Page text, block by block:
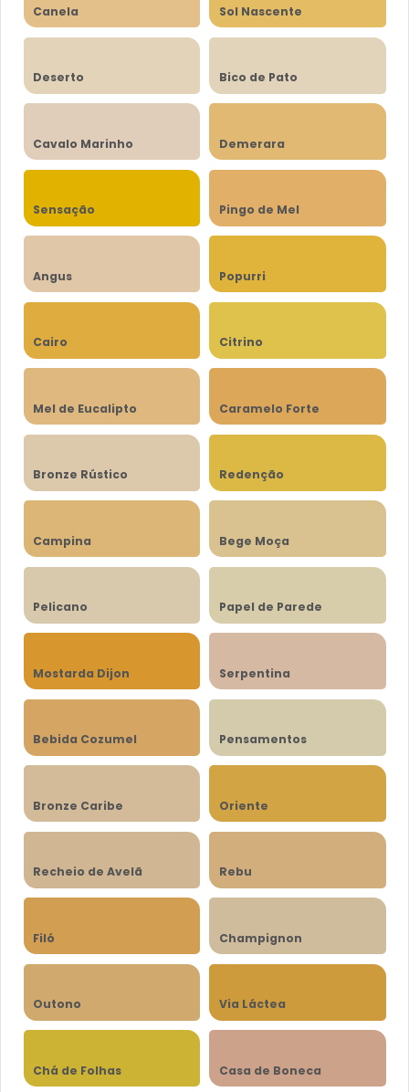
Canela Sol Nascente
Deserto Bico de Pato
Cavalo Marinho Demerara
Sensação Pingo de Mel
Angus Popurri
Cairo Citrino
Mel de Eucalipto Caramelo Forte
Bronze Rústico Redenção
Campina Bege Moça
Pelicano Papel de Parede
Mostarda Dijon Serpentina
Bebida Cozumel Pensamentos
Bronze Caribe Oriente
Recheio de Avelã Rebu
Filó Champignon
Outono Via Láctea
Chá de Folhas Casa de Boneca